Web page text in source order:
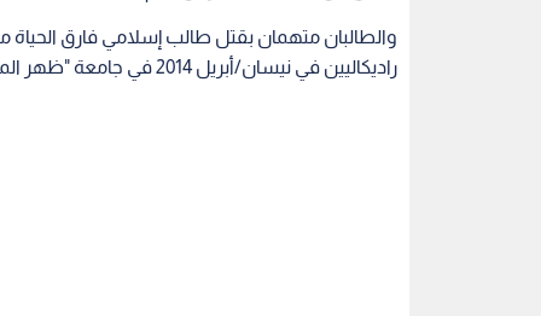
والطالبان متهمان بقتل طالب إسلامي فارق الحياة
راديكاليين في نيسان/أبريل 2014 في جامعة "ظهر المهراز" في فاس.